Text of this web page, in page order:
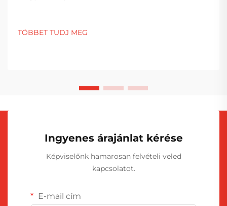
TÖBBET TUDJ MEG
Ingyenes árajánlat kérése
Képviselőnk hamarosan felvételi veled
kapcsolatot.
E-mail cím